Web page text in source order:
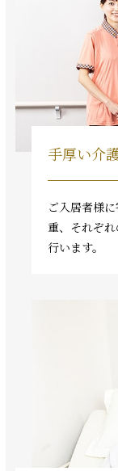
手厚い介
ご入居者様
重、それぞ
行います。